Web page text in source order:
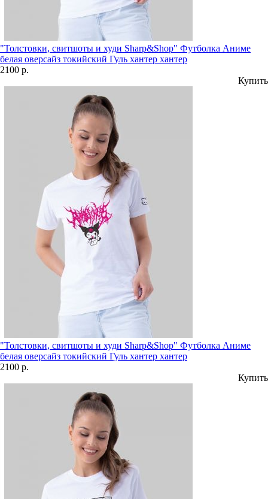
"Толстовки, свитшоты и худи Sharp&Shop" Футболка Аниме
белая оверсайз токийский Гуль хантер хантер
2100 р.
Купить
"Толстовки, свитшоты и худи Sharp&Shop" Футболка Аниме
белая оверсайз токийский Гуль хантер хантер
2100 р.
Купить